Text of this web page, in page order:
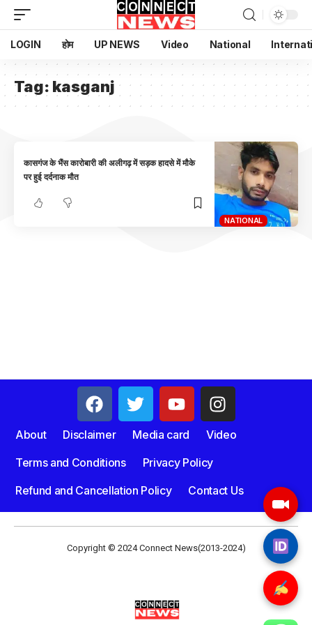
LOGIN होम UP NEWS Video National
Tag: kasganj
NATIONAL
कासगंज के भैंस कारोबारी की अलीगढ़ में सड़क हादसे में मौके
पर हुई दर्दनाक मौत
About Disclaimer Media card
Video
Terms and Conditions
Privacy Policy
Refund and Cancellation Policy
Contact Us
Copyright © 2024 Connect News(2013-2024)